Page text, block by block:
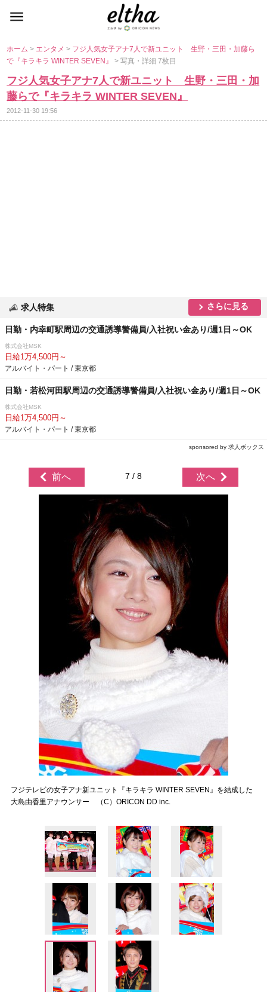
ホーム> エンタメ> フジ人気女子アナ7人で新ユニット 生野・三田・加藤ら
で『キラキラ WINTER SEVEN』> 写真・詳細 7枚目
フジ人気女子アナ7人で新ユニット 生野・三田・加
藤らで『キラキラ WINTER SEVEN』
2012-11-30 19:56
求人特集 さらに見る
日勤・内幸町駅周辺の交通誘導警備員/入社祝い金あり/週1日～OK
株式会社MSK
日給1万4,500円～
アルバイト・パート / 東京都
日勤・若松河田駅周辺の交通誘導警備員/入社祝い金あり/週1日～OK
株式会社MSK
日給1万4,500円～
アルバイト・パート / 東京都
sponsored by 求人ボックス
前へ 7 / 8 次へ
フジテレビの女子アナ新ユニット『キラキラ WINTER SEVEN』を結成した
大島由香里アナウンサー （C）ORICON DD inc.